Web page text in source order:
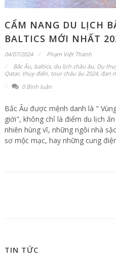
CẨM NANG DU LỊCH
BALTICS MỚI NHẤT
04/07/2024
Phạm Việt Thành
Bắc Âu, baltics, du lịch châu âu, Du
Qatar, thụy điển, tour châu âu 2024, đan
0 Bình luận
Bắc Âu được mệnh danh là "
giới", không chỉ là điểm du lịch
nhiên hùng vĩ, những ngôi nhà
sơ mộc mạc, hay những cung
TIN TỨC